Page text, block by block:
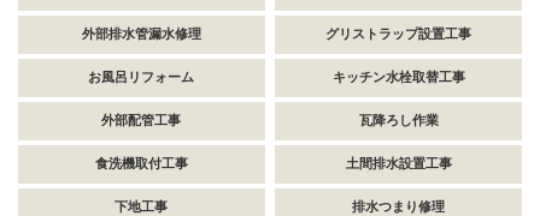
外部排水管漏水修理 グリストラップ設置工事
お風呂リフォーム キッチン水栓取替工事
外部配管工事 瓦降ろし作業
食洗機取付工事 土間排水設置工事
下地工事 排水つまり修理